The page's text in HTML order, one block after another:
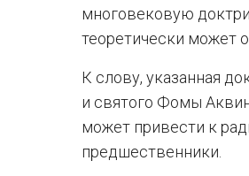
многовековую
теоретически может
К слову, указанная
и святого Фомы
может привести к
предшественники.